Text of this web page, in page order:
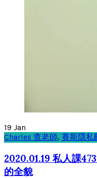
19 Jan
Charles 查老師, 賽斯隱私
2020.01.19 私人課
的全貌